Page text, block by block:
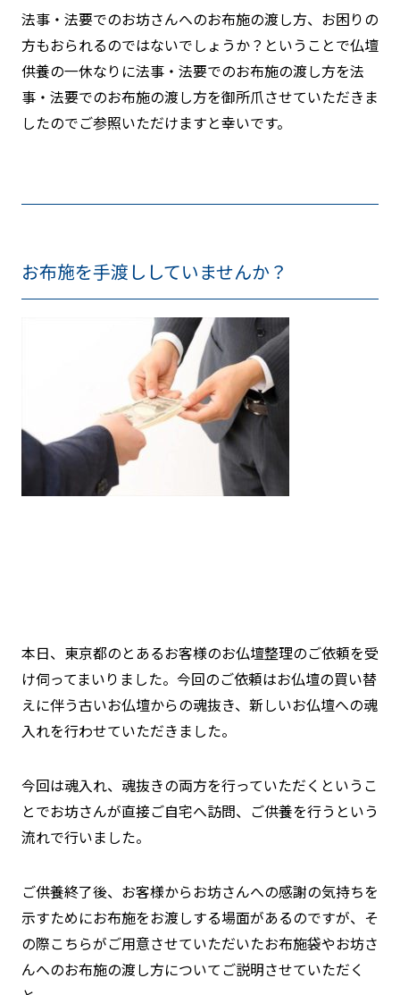
法事・法要でのお坊さんへのお布施の渡し方、お困りの
方もおられるのではないでしょうか？ということで仏壇
供養の一休なりに法事・法要でのお布施の渡し方を法
事・法要でのお布施の渡し方を御所爪させていただきま
したのでご参照いただけますと幸いです。
お布施を手渡ししていませんか？
本日、東京都のとあるお客様のお仏壇整理のご依頼を受
け伺ってまいりました。今回のご依頼はお仏壇の買い替
えに伴う古いお仏壇からの魂抜き、新しいお仏壇への魂
入れを行わせていただきました。
今回は魂入れ、魂抜きの両方を行っていただくというこ
とでお坊さんが直接ご自宅へ訪問、ご供養を行うという
流れで行いました。
ご供養終了後、お客様からお坊さんへの感謝の気持ちを
示すためにお布施をお渡しする場面があるのですが、そ
の際こちらがご用意させていただいたお布施袋やお坊さ
んへのお布施の渡し方についてご説明させていただく